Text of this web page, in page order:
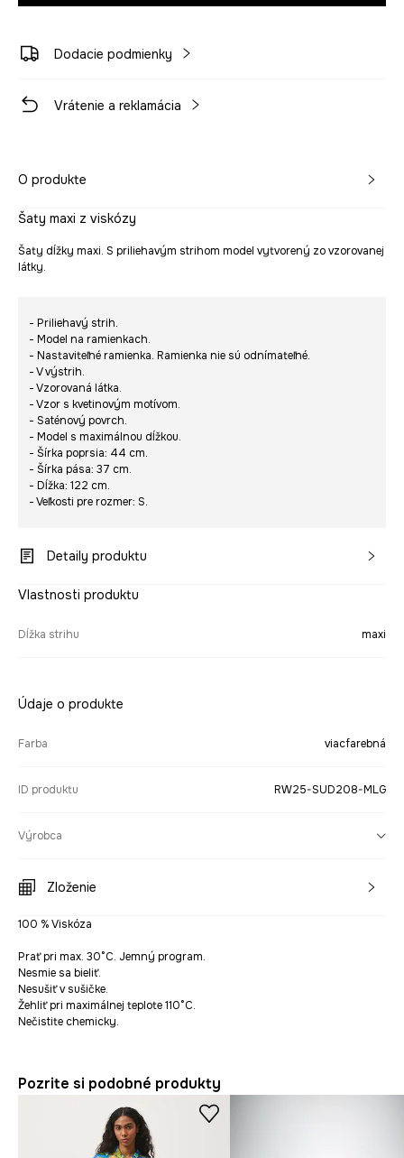
Dodacie podmienky
Vrátenie a reklamácia
O produkte
Šaty maxi z viskózy
Šaty dĺžky maxi. S priliehavým strihom model vytvorený zo vzorovanej
látky.
- Priliehavý strih.
- Model na ramienkach.
- Nastaviteľné ramienka. Ramienka nie sú odnímateľné.
- V výstrih.
- Vzorovaná látka.
- Vzor s kvetinovým motívom.
- Saténový povrch.
- Model s maximálnou dĺžkou.
- Šírka poprsia: 44 cm.
- Šírka pása: 37 cm.
- Dĺžka: 122 cm.
- Veľkosti pre rozmer: S.
Detaily produktu
Vlastnosti produktu
Dĺžka strihu maxi
Údaje o produkte
Farba viacfarebná
ID produktu RW25-SUD208-MLG
Výrobca
Zloženie
100 % Viskóza
Prať pri max. 30°C. Jemný program.
Nesmie sa bieliť.
Nesušiť v sušičke.
Žehliť pri maximálnej teplote 110°C.
Nečistite chemicky.
Pozrite si podobné produkty